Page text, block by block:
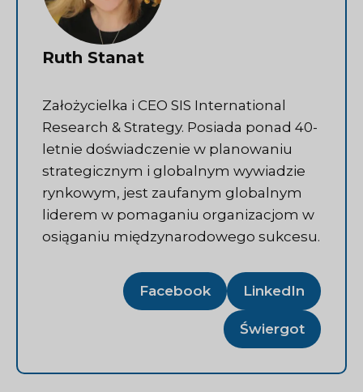
Ruth Stanat
Założycielka i CEO SIS International
Research & Strategy. Posiada ponad 40-
letnie doświadczenie w planowaniu
strategicznym i globalnym wywiadzie
rynkowym, jest zaufanym globalnym
liderem w pomaganiu organizacjom w
osiąganiu międzynarodowego sukcesu.
Facebook LinkedIn
Świergot